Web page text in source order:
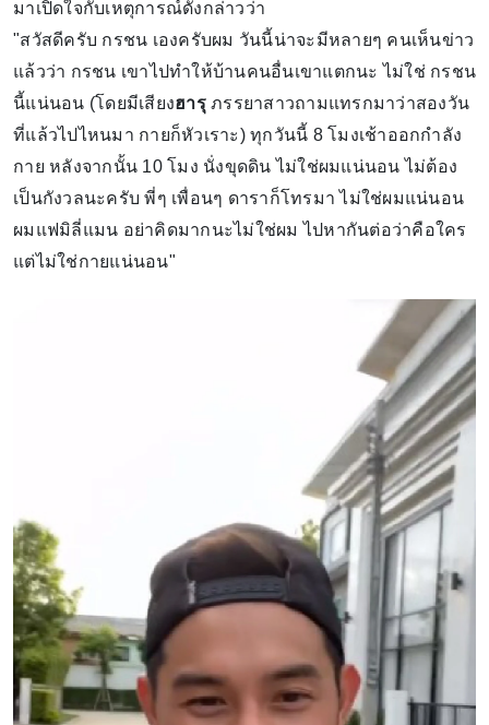
มาเปิดใจกับเหตุการณ์ดังกล่าวว่า
"สวัสดีครับ กรชน เองครับผม วันนี้น่าจะมีหลายๆ คนเห็นข่าว
แล้วว่า กรชน เขาไปทำให้บ้านคนอื่นเขาแตกนะ ไม่ใช่ กรชน
นี้แน่นอน (โดยมีเสียงฮารุ ภรรยาสาวถามแทรกมาว่าสองวัน
ที่แล้วไปไหนมา กายก็หัวเราะ) ทุกวันนี้ 8 โมงเช้าออกกำลัง
กาย หลังจากนั้น 10 โมง นั่งขุดดิน ไม่ใช่ผมแน่นอน ไม่ต้อง
เป็นกังวลนะครับ พี่ๆ เพื่อนๆ ดาราก็โทรมา ไม่ใช่ผมแน่นอน
ผมแฟมิลี่แมน อย่าคิดมากนะไม่ใช่ผม ไปหากันต่อว่าคือใคร
แต่ไม่ใช่กายแน่นอน"